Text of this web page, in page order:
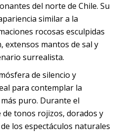
del norte de Chile. Su
similar a la
rocosas esculpidas
extensos mantos de sal y
surrealista.
de silencio y
para contemplar la
puro. Durante el
de tonos rojizos, dorados y
los espectáculos naturales